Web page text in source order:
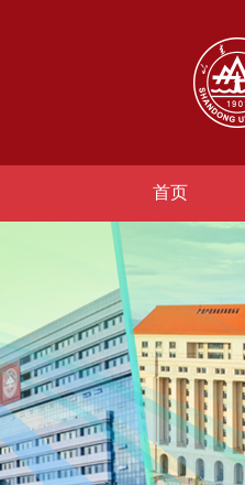
首页